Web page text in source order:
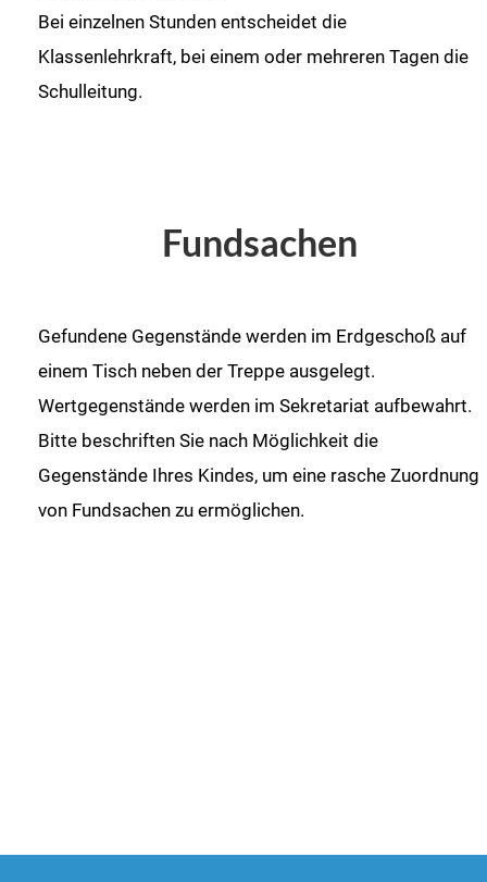
Bei einzelnen Stunden entscheidet die
Klassenlehrkraft, bei einem oder mehreren Tagen die
Schulleitung.
Fundsachen
Gefundene Gegenstände werden im Erdgeschoß auf
einem Tisch neben der Treppe ausgelegt.
Wertgegenstände werden im Sekretariat aufbewahrt.
Bitte beschriften Sie nach Möglichkeit die
Gegenstände Ihres Kindes, um eine rasche Zuordnung
von Fundsachen zu ermöglichen.